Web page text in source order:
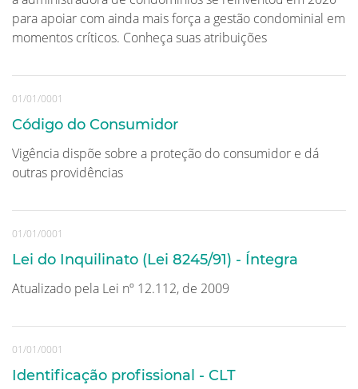
para apoiar com ainda mais força a gestão condominial em
momentos críticos. Conheça suas atribuições
01/01/0001
Código do Consumidor
Vigência dispõe sobre a proteção do consumidor e dá
outras providências
01/01/0001
Lei do Inquilinato (Lei 8245/91) - Íntegra
Atualizado pela Lei nº 12.112, de 2009
01/01/0001
Identificação profissional - CLT